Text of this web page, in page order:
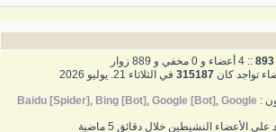
893 :: 4 أعضاء و 0 مخفي و 889 زوار
تواجد كان 315187 في الثلاثاء 21. يوليو 2026
:
Baidu [Spider] , Bing [Bot] , Google [Bot] , Google
الأعضاء النشيطين خلال دقائق 5 ماضية